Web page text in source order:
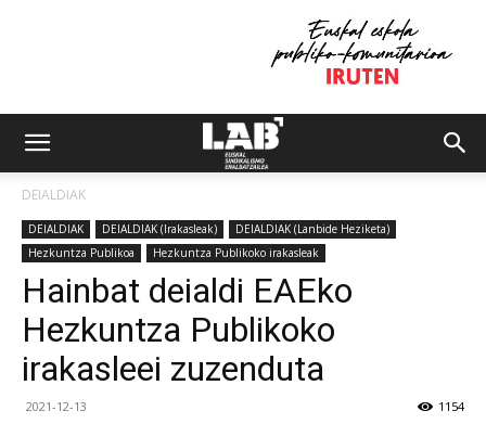
DEIALDIAK
DEIALDIAK DEIALDIAK (Irakasleak)
DEIALDIAK (Lanbide Heziketa)
Hezkuntza Publikoa
Hezkuntza Publikoko irakasleak
Hainbat deialdi EAEko
Hezkuntza Publikoko
irakasleei zuzenduta
2021-12-13 1154